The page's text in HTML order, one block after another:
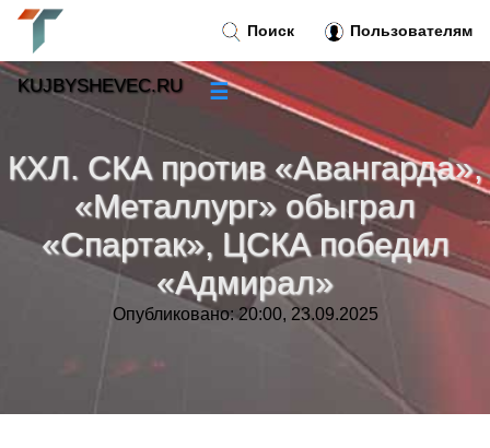
КХЛ. СКА против «Авангарда»,
«Металлург» обыграл
«Спартак», ЦСКА победил
«Адмирал»
Опубликовано: 20:00, 23.09.2025
Поиск Пользователям
KUJBYSHEVEC.RU ☰
Новости
Тренды новостей »
Рубрики»
»